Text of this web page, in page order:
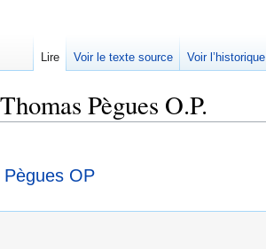
Pègues O.P.
OP
Lire Voir le texte source Voir l’historique